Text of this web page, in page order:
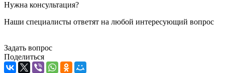
Нужна консультация?
Наши специалисты ответят на любой интересующий вопрос
Задать вопрос
Поделиться